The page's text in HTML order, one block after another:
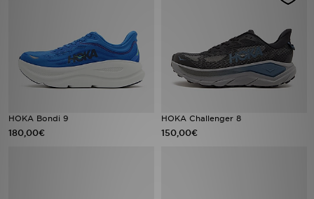
HOKA Bondi 9
180,00€
HOKA Challenger 8
150,00€
Lade Die APP
Geschenkkarte
Filialfinder